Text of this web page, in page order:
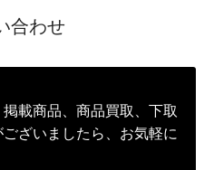
合わせ
載商品、商品買取、下取
ざいましたら、お気軽に